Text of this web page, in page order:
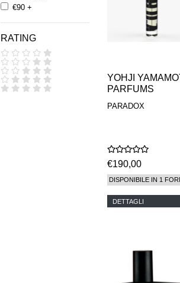
€90 +
RATING
YOHJI
PARFUMS
PARADOX
€190,00
DISPONIBILE IN 1
DETTAGLI